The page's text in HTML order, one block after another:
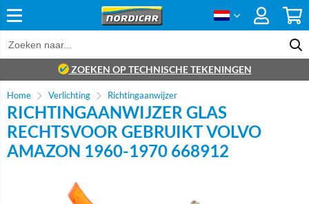
ZOEKEN OP TECHNISCHE TEKENINGEN
Home Verlichting Richtingaanwijzer
RICHTINGAANWIJZER GLAS
RECHTSVOOR GEBRUIKT VOLVO
AMAZON 1960-1970 668912